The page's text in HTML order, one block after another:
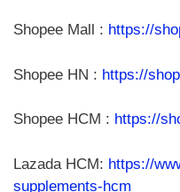
Shopee Mall : https://
Shopee HN : https://
Shopee HCM : https://
Lazada HCM: https://
supplements-hcm